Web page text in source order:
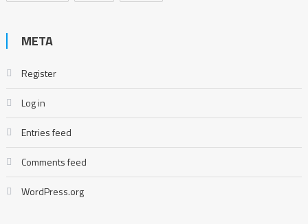
META
Register
Log in
Entries feed
Comments feed
WordPress.org